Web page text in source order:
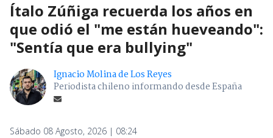
Ítalo Zúñiga recuerda los años en
que odió el "me están hueveando":
"Sentía que era bullying"
Ignacio Molina de Los Reyes
Periodista chileno informando desde España
Sábado 08 Agosto, 2026 | 08:24